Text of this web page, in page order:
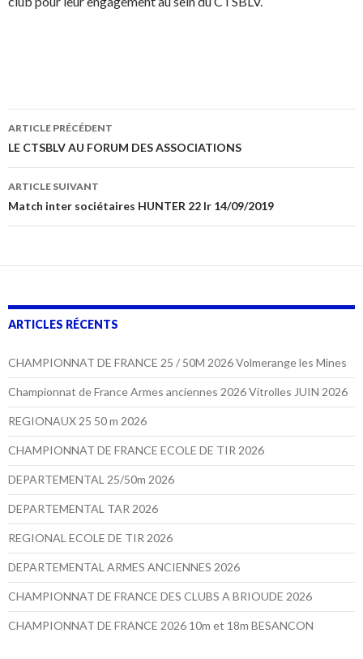
Navigation
des
articles
ARTICLE PRÉCÉDENT
LE CTSBLV AU FORUM DES ASSOCIATIONS
ARTICLE SUIVANT
Match inter sociétaires HUNTER 22 lr 14/09/2019
ARTICLES RÉCENTS
CHAMPIONNAT DE FRANCE 25 / 50M 2026 Volmerange les Mines
Championnat de France Armes anciennes 2026 Vitrolles JUIN 2026
REGIONAUX 25 50 m 2026
CHAMPIONNAT DE FRANCE ECOLE DE TIR 2026
DEPARTEMENTAL 25/50m 2026
DEPARTEMENTAL TAR 2026
REGIONAL ECOLE DE TIR 2026
DEPARTEMENTAL ARMES ANCIENNES 2026
CHAMPIONNAT DE FRANCE DES CLUBS A BRIOUDE 2026
CHAMPIONNAT DE FRANCE 2026 10m et 18m BESANCON